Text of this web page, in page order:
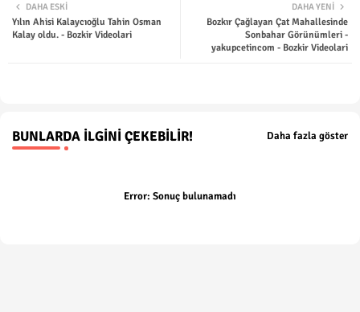
ter tsap
DAHA YENI
Bozkır Çağlayan Çat Mahallesinde
Sonbahar Görünümleri -
yakupcetincom - Bozkir Videolari
DAHA ESKI
Yılın Ahisi Kalaycıoğlu Tahin Osman
Kalay oldu. - Bozkir Videolari
BUNLARDA İLGINI ÇEKEBILIR! Daha fazla göster
Error: Sonuç bulunamadı